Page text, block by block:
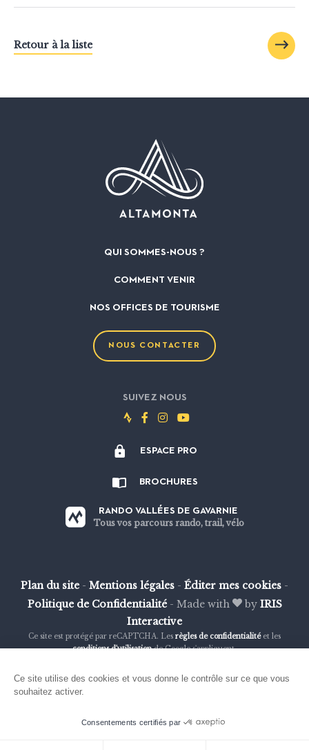
Retour à la liste
QUI SOMMES-NOUS ?
COMMENT VENIR
NOS OFFICES DE TOURISME
NOUS CONTACTER
SUIVEZ NOUS
Suivez-
Strava
Suivez-
Facebook
Suivez-
Instagram
Suivez-
Youtube
ESPACE PRO
BROCHURES
RANDO VALLÉES DE GAVARNIE
Tous vos parcours rando, trail, vélo
Plan du site - Mentions légales - Éditer mes cookies -
Politique de Confidentialité - Made with by IRIS
Interactive
Ce site est protégé par reCAPTCHA. Les règles de confidentialitéet les
conditions d'utilisationde Google s'appliquent.
Ce site utilise des cookies et vous donne le contrôle sur ce que vous
souhaitez activer.
Consentements certifiés par